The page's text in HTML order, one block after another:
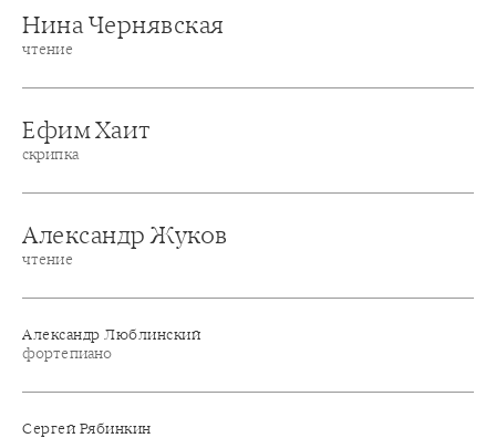
Нина Чернявская
чтение
Ефим Хаит
скрипка
Александр Жуков
чтение
Александр Люблинский
фортепиано
Сергей Рябинкин